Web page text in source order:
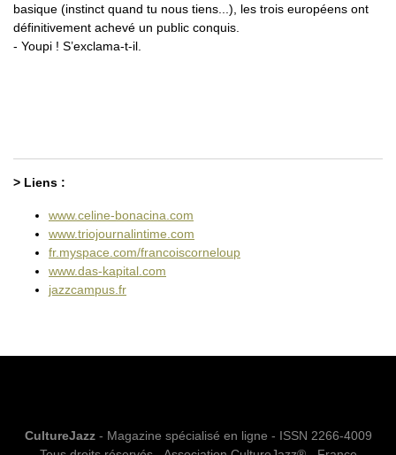
basique (instinct quand tu nous tiens...), les trois européens ont
définitivement achevé un public conquis.
- Youpi ! S’exclama-t-il.
> Liens :
www.celine-bonacina.com
www.triojournalintime.com
fr.myspace.com/francoiscorneloup
www.das-kapital.com
jazzcampus.fr
CultureJazz- Magazine spécialisé en ligne - ISSN 2266-4009